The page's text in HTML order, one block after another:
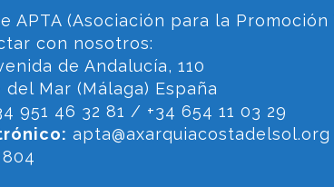
APTA (Asociación para la Promoción
con nosotros:
de Andalucía, 110
del Mar (Málaga) España
951 46 32 81 / +34 654 11 03 29
apta@axarquiacostadelsol.org